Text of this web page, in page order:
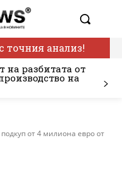
точния анализ!
на разбитата от
на
от 4 милиона евро от